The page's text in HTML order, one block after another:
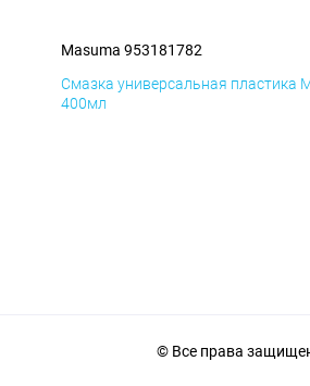
Masuma 953181782
Смазка универсальная пластика
400мл
© Все права